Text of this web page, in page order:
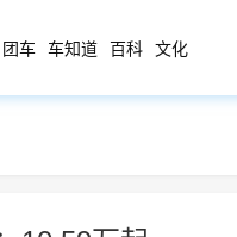
团车 车知道 百科 文化